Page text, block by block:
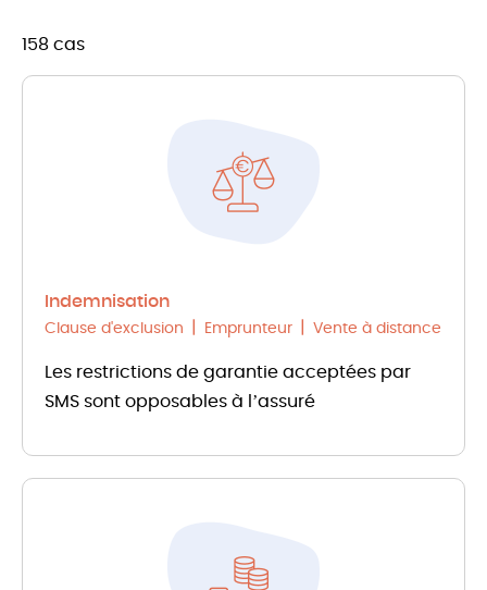
158 cas
Indemnisation
Clause d'exclusion Emprunteur Vente à distance
Les restrictions de garantie acceptées par
SMS sont opposables à l’assuré